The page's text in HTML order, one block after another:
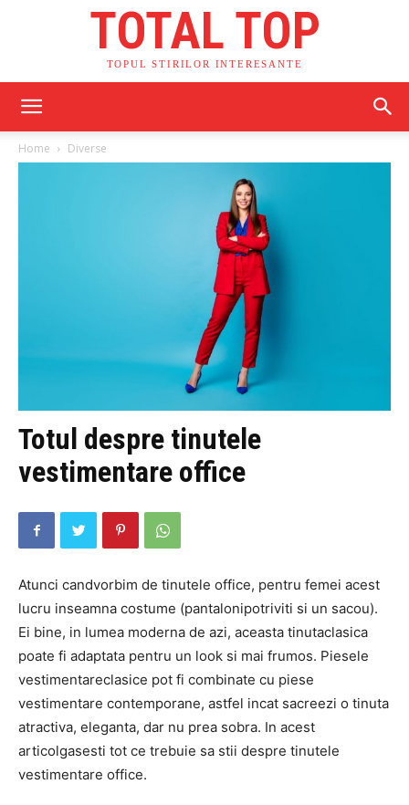
TOTAL TOP
TOPUL STIRILOR INTERESANTE
Home Diverse
Totul despre tinutele
vestimentare office
Atunci candvorbim de tinutele office, pentru femei acest
lucru inseamna costume (pantalonipotriviti si un sacou).
Ei bine, in lumea moderna de azi, aceasta tinutaclasica
poate fi adaptata pentru un look si mai frumos. Piesele
vestimentareclasice pot fi combinate cu piese
vestimentare contemporane, astfel incat sacreezi o tinuta
atractiva, eleganta, dar nu prea sobra. In acest
articolgasesti tot ce trebuie sa stii despre tinutele
vestimentare office.